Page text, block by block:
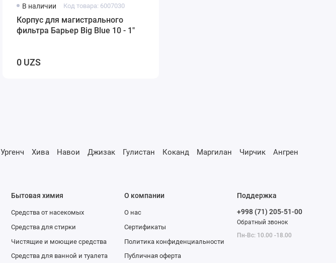
В наличии Код товара: 6007030
Корпус для магистрального
фильтра Барьер Big Blue 10 - 1"
0 UZS
Ургенч Хива Навои Джизак Гулистан Коканд Маргилан Чирчик
Ангрен
Бытовая химия
Средства от насекомых
Средства для стирки
Чистящие и моющие средства
Средства для ванной и туалета
О компании
О нас
Сертификаты
Политика конфиденциальности
Публичная оферта
Поддержка
+998 (71) 205-51-00
Обратный звонок
Пн-Вс: 10.00 -18.00